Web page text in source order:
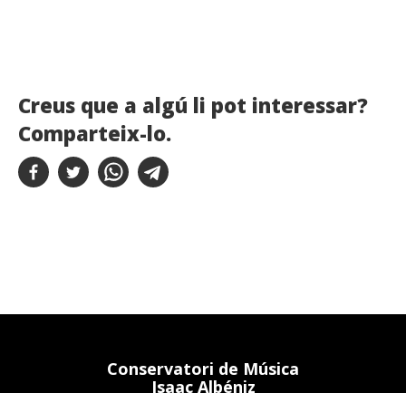
Creus que a algú li pot interessar?
Comparteix-lo.
Conservatori de Música
Isaac Albéniz